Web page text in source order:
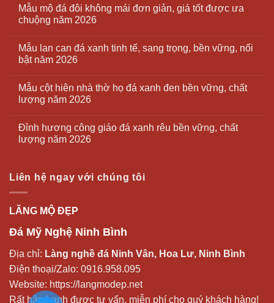
Mẫu mộ đá đôi không mái đơn giản, giá tốt được ưa
chuộng năm 2026
Mẫu lan can đá xanh tinh tế, sang trọng, bền vững, nổi
bật năm 2026
Mẫu cột hiên nhà thờ họ đá xanh đen bền vững, chất
lượng năm 2026
Đỉnh hương công giáo đá xanh rêu bền vững, chất
lượng năm 2026
Liên hệ ngay với chúng tôi
LĂNG MỘ ĐẸP
Đá Mỹ Nghệ Ninh Bình
Địa chỉ: Làng nghề đá Ninh Vân, Hoa Lư, Ninh Bình
Điện thoại/Zalo: 0916.958.095
Website: https://langmodep.net
Rất hân hạnh được tư vấn, miễn phí cho quý khách hàng!